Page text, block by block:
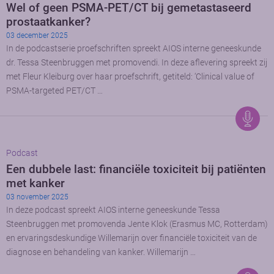
Wel of geen PSMA-PET/CT bij gemetastaseerd
prostaatkanker?
03 december 2025
In de podcastserie proefschriften spreekt AIOS interne geneeskunde
dr. Tessa Steenbruggen met promovendi. In deze aflevering spreekt zij
met Fleur Kleiburg over haar proefschrift, getiteld: ‘Clinical value of
PSMA-targeted PET/CT …
Podcast
Een dubbele last: financiële toxiciteit bij patiënten
met kanker
03 november 2025
In deze podcast spreekt AIOS interne geneeskunde Tessa
Steenbruggen met promovenda Jente Klok (Erasmus MC, Rotterdam)
en ervaringsdeskundige Willemarijn over financiële toxiciteit van de
diagnose en behandeling van kanker. Willemarijn …